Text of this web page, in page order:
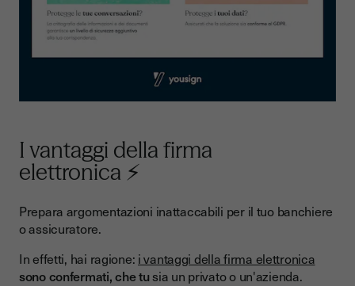
I vantaggi della firma
elettronica ⚡
Prepara argomentazioni inattaccabili per il tuo banchiere
o assicuratore.
In effetti, hai ragione: i vantaggi della firma elettronica
sono confermati, che tu sia un privato o un'azienda.